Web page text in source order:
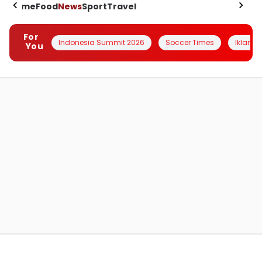
HomeFoodNewsSportTravel
For
You
Indonesia Summit 2026 Soccer Times Iklanin